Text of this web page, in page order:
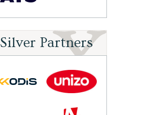
Silver Partners